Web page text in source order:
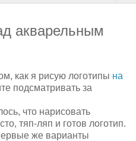
акварельным
как я рисую логотипы на
подсматривать за
что нарисовать
тяп-ляп и готов логотип.
же варианты